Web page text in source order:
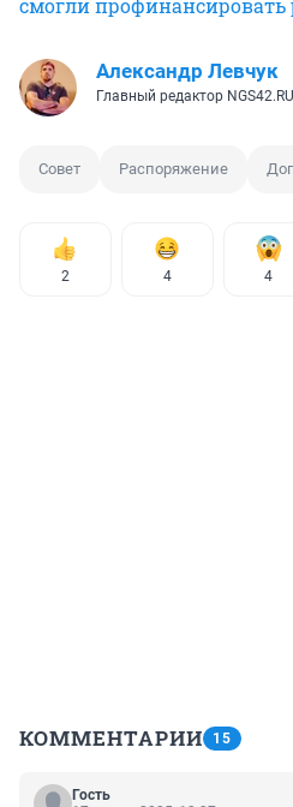
смогли профинансировать
Александр Левчук
Главный редактор NGS42.RU
Совет Распоряжение
2 4 4
КОММЕНТАРИИ 15
Гость